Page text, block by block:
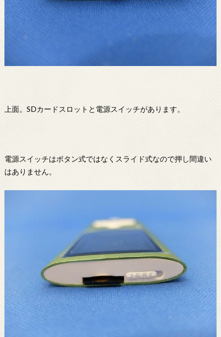
上面。SDカードスロットと電源スイッチがあります。
電源スイッチはボタン式ではなくスライド式なので押し間違い
はありません。